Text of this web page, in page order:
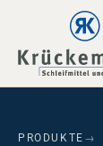
Skip to main
Skip to main
Skip to page
PRODUKTE